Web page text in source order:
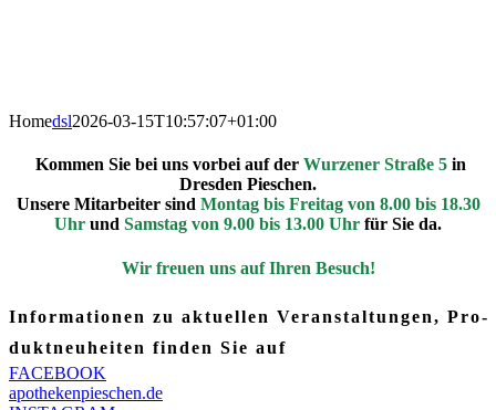
Homedsl2026-03-15T10:57:07+01:00
Kom­men Sie bei uns vor­bei auf der Wur­ze­ner Stra­ße 5in
Dres­den Pieschen.
Unse­re Mit­ar­bei­ter sind Mon­tag bis Frei­tag von 8.00 bis 18.30
Uhr und Sams­tag von 9.00 bis 13.00 Uhr für Sie da.
Wir freu­en uns auf Ihren Besuch!
Infor­ma­tio­nen zu aktu­el­len Ver­an­stal­tun­gen, Pro­
dukt­neu­hei­ten fin­den Sie auf
FACE­BOOK
apothekenpieschen.de